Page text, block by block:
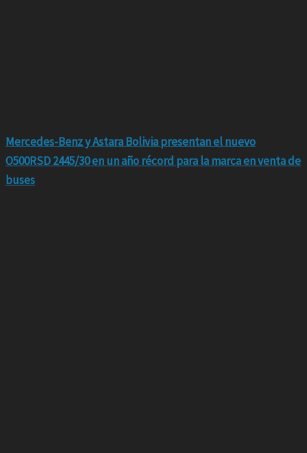
Mercedes-Benz y Astara Bolivia presentan el nuevo
O500RSD 2445/30 en un año récord para la marca en venta de
buses